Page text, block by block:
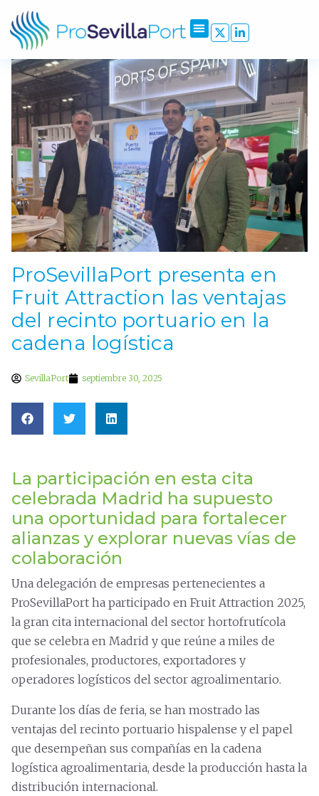
ProSevillaPort presenta en
Fruit Attraction las ventajas
del recinto portuario en la
cadena logística
SevillaPort septiembre 30, 2025
La participación en esta cita
celebrada Madrid ha supuesto
una oportunidad para fortalecer
alianzas y explorar nuevas vías de
colaboración
Una delegación de empresas pertenecientes a
ProSevillaPort ha participado en Fruit Attraction 2025,
la gran cita internacional del sector hortofrutícola
que se celebra en Madrid y que reúne a miles de
profesionales, productores, exportadores y
operadores logísticos del sector agroalimentario.
Durante los días de feria, se han mostrado las
ventajas del recinto portuario hispalense y el papel
que desempeñan sus compañías en la cadena
logística agroalimentaria, desde la producción hasta la
distribución internacional.